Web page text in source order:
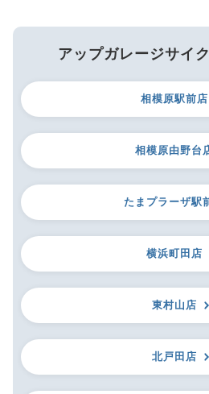
アップガレージサイ
相模原駅前店
相模原由野台
たまプラーザ駅
横浜町田店
東村山店
北戸田店